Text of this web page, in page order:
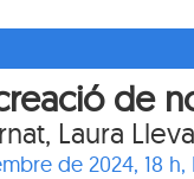
de
Laura
de 2024, 18 h,